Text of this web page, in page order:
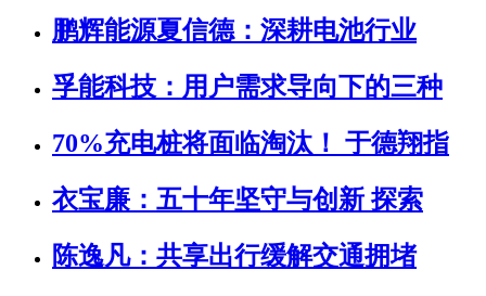
鹏辉能源夏信德：深耕电池行业
孚能科技：用户需求导向下的三种
70%充电桩将面临淘汰！ 于德翔指
衣宝廉：五十年坚守与创新 探索
陈逸凡：共享出行缓解交通拥堵